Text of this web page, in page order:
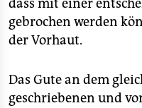
dass mit einer
gebrochen werden
der Vorhaut.
Das Gute an dem
geschriebenen und